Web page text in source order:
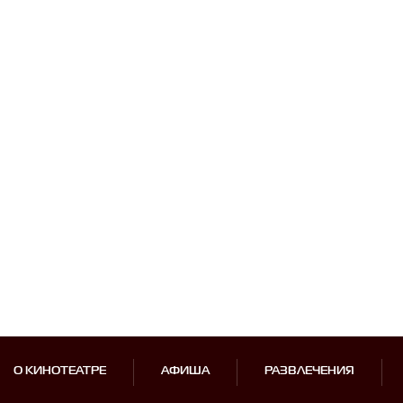
О КИНОТЕАТРЕ АФИША РАЗВЛЕЧЕНИЯ